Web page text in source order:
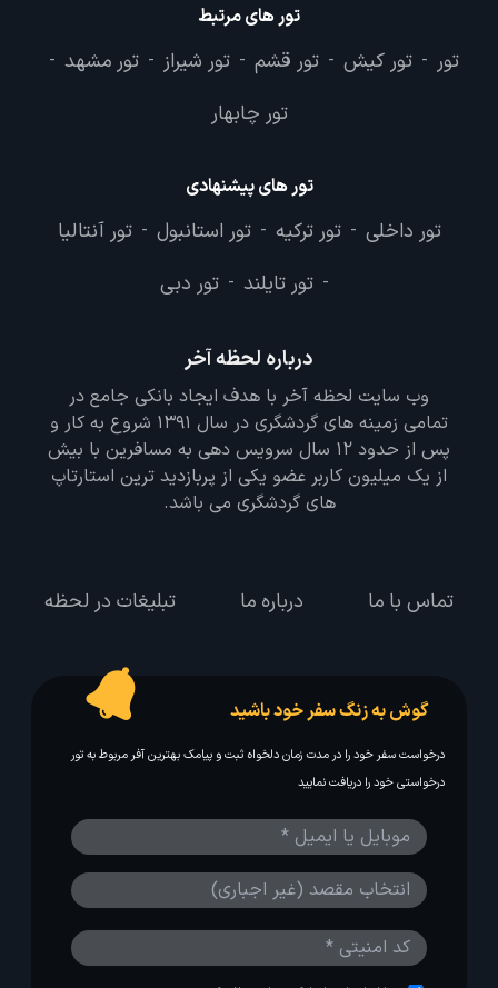
تور های مرتبط
تور - تور کیش - تور قشم - تور شیراز - تور مشهد -
تور چابهار
تور های پیشنهادی
تور داخلی - تور ترکیه - تور استانبول - تور آنتالیا
- تور تایلند - تور دبی
درباره لحظه آخر
وب سایت لحظه آخر با هدف ایجاد بانکی جامع در
تمامی زمینه های گردشگری در سال 1391 شروع به کار و
پس از حدود 12 سال سرویس دهی به مسافرین با بیش
از یک میلیون کاربر عضو یکی از پربازدید ترین استارتاپ
های گردشگری می باشد.
تماس با ما درباره ما تبلیغات در لحظه
گوش به زنگ سفر خود باشید
درخواست سفر خود را در مدت زمان دلخواه ثبت و پیامک بهترین آفر مربوط به تور
درخواستی خود را دریافت نمایید